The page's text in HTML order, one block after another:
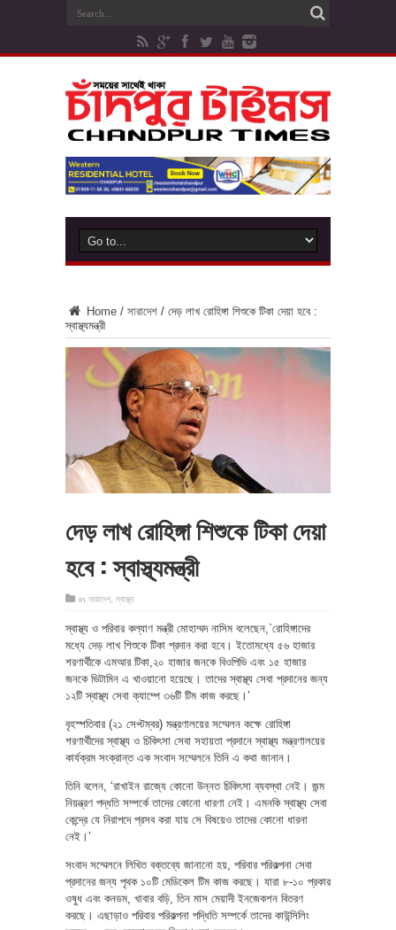
Home / সারাদেশ / দেড় লাখ রোহিঙ্গা শিশুকে টিকা দেয়া হবে :
স্বাস্থ্যমন্ত্রী
দেড় লাখ রোহিঙ্গা শিশুকে টিকা দেয়া
হবে : স্বাস্থ্যমন্ত্রী
in সারাদেশ স্বাস্থ্য
স্বাস্থ্য ও পরিবার কল্যাণ মন্ত্রী মোহাম্মদ নাসিম বলেছেন,`রোহিঙ্গাদের
মধ্যে দেড় লাখ শিশুকে টিকা প্রদান করা হবে। ইতোমধ্যে ৫৬ হাজার
শরণার্থীকে এমআর টিকা,২০ হাজার জনকে বিওপিভি এবং ১৫ হাজার
জনকে ভিটামিন এ খাওয়ানো হয়েছে। তাদের স্বাস্থ্য সেবা প্রদানের জন্য
১২টি স্বাস্থ্য সেবা ক্যাম্পে ৩৬টি টিম কাজ করছে।’
বৃহস্পতিবার (২১ সেপ্টম্বর) মন্ত্রণালয়ের সম্মেলন কক্ষে রোহিঙ্গা
শরণার্থীদের স্বাস্থ্য ও চিকিৎসা সেবা সহায়তা প্রদানে স্বাস্থ্য মন্ত্রণালয়ের
কার্যক্রম সংক্রান্ত এক সংবাদ সম্মেলনে তিনি এ কথা জানান।
তিনি বলেন, ‘রাখাইন রাজ্যে কোনো উন্নত চিকিৎসা ব্যবস্থা নেই। জন্ম
নিয়ন্ত্রণ পদ্ধতি সম্পর্কে তাদের কোনো ধারণা নেই। এমনকি স্বাস্থ্য সেবা
কেন্দ্রে যে নিরাপদে প্রসব করা যায় সে বিষয়েও তাদের কোনো ধারনা
নেই।’
সংবাদ সম্মেলনে লিখিত বক্তব্যে জানানো হয়, পরিবার পরিকল্পনা সেবা
প্রদানের জন্য পৃথক ১০টি মেডিকেল টিম কাজ করছে। যারা ৮-১০ প্রকার
ওষুধ এবং কনডম, খাবার বড়ি, তিন মাস মেয়াদী ইনজেকশন বিতরণ
করছে। এছাড়াও পরিবার পরিকল্পনা পদ্ধিতি সম্পর্কে তাদের কাউন্সিলিং